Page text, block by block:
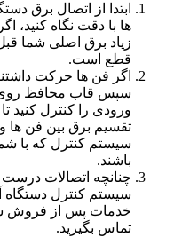
ابتدا از اتصال برق
ها با دقت نگاه کنید،
زیاد برق اصلی شما
قطع است.
اگر فن ها حرکت
سپس قاب محافظ روی
ورودی را کنترل کنید
تقسیم برق بین فن ها
باشند.
چنانچه اتصالات درست
سیستم کنترل دستگاه
خدمات پس از فروش
تماس بگیرید.